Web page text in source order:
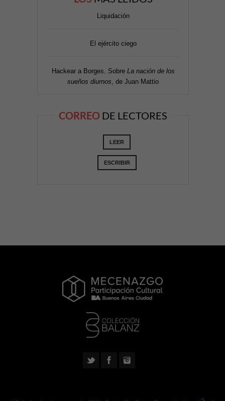
Liquidación
El ejército ciego
Hackear a Borges. Sobre La nación de los
sueños diurnos , de Juan Mattio
CORREO DE LECTORES
LEER
ESCRIBIR